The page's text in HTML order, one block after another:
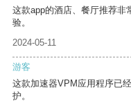
这款app的酒店、餐厅推荐非
验。
2024-05-11
游客
这款加速器VPM应用程序已
护。